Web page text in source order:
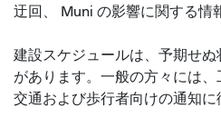
迂回、 Muni の影響に関する情
建設スケジュールは、予期せ
があります。一般の方々には
交通および歩行者向けの通知に